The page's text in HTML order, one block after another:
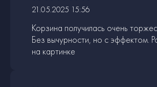
21.05.2025 15:56
Корзина получилась очень
Без вычурности, но с эффектом.
на картинке